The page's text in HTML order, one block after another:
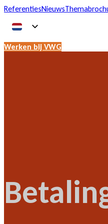
ReferentiesNieuws
Werken bij VWG